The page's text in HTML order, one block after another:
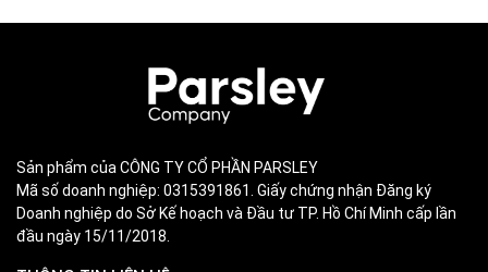
Sản phẩm của CÔNG TY CỔ PHẦN PARSLEY
Mã số doanh nghiệp: 0315391861. Giấy chứng nhận Đăng ký
Doanh nghiệp do Sở Kế hoạch và Đầu tư TP. Hồ Chí Minh cấp lần
đầu ngày 15/11/2018.